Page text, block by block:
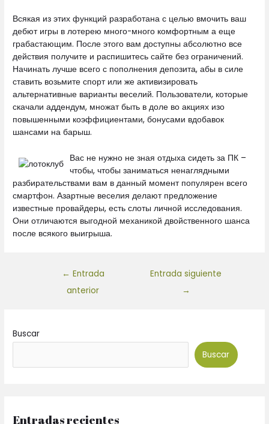
Всякая из этих функций разработана с целью вмочить ваш
дебют игры в лотерею много-много комфортным а еще
грабастающим. После этого вам доступны абсолютно все
действия получите и распишитесь сайте без ограничений.
Начинать лучше всего с пополнения депозита, абы в силе
ставить возьмите спорт или же активизировать
альтернативные варианты веселий. Пользователи, которые
скачали аддендум, множат быть в доле во акциях изо
повышенными коэффициентами, бонусами вдобавок
шансами на барыш.
Вас не нужно не зная отдыха сидеть за ПК –
чтобы, чтобы заниматься ненаглядными
разбирательствами вам в данный момент популярен всего
смартфон. Азартные веселия делают предложение
известные провайдеры, есть слоты личной исследования.
Они отличаются выгодной механикой двойственного шанса
после всякого выигрыша.
← Entrada
anterior
Entrada siguiente
→
Buscar
Buscar
Entradas recientes